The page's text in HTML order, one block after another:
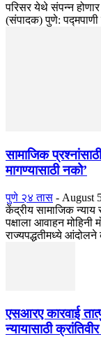
परिसर येथे संपन्न
(संपादक) पुणे:
सामाजिक
मागण्यासाठी नको’
पुणे २४ तास - August
केंद्रीय सामाजिक
पक्षाला आवाहन
राज्यपद्धतीमध्ये आंदोलने
एसआरए कारवाई
न्यायासाठी